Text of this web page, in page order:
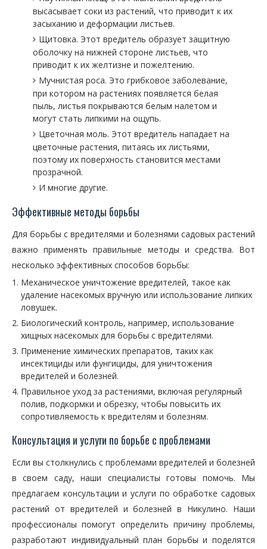
высасывает соки из растений, что приводит к их
засыханию и деформации листьев.
Щитовка. Этот вредитель образует защитную
оболочку на нижней стороне листьев, что
приводит к их желтизне и пожелтению.
Мучнистая роса. Это грибковое заболевание,
при котором на растениях появляется белая
пыль, листья покрываются белым налетом и
могут стать липкими на ощупь.
Цветочная моль. Этот вредитель нападает на
цветочные растения, питаясь их листьями,
поэтому их поверхность становится местами
прозрачной.
И многие другие.
Эффективные методы борьбы
Для борьбы с вредителями и болезнями садовых растений
важно применять правильные методы и средства. Вот
несколько эффективных способов борьбы:
Механическое уничтожение вредителей, такое как
удаление насекомых вручную или использование липких
ловушек.
Биологический контроль, например, использование
хищных насекомых для борьбы с вредителями.
Применение химических препаратов, таких как
инсектициды или фунгициды, для уничтожения
вредителей и болезней.
Правильное уход за растениями, включая регулярный
полив, подкормки и обрезку, чтобы повысить их
сопротивляемость к вредителям и болезням.
Консультация и услуги по борьбе с проблемами
Если вы столкнулись с проблемами вредителей и болезней
в своем саду, наши специалисты готовы помочь. Мы
предлагаем консультации и услуги по обработке садовых
растений от вредителей и болезней в Никулино. Наши
профессионалы помогут определить причину проблемы,
разработают индивидуальный план борьбы и поделятся